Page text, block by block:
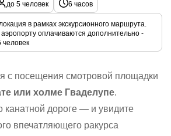
до 5 человек 6 часов
в рамках экскурсионного маршрута.
оплачиваются дополнительно -
человек
с посещения смотровой площадки
или холме Гваделупе.
канатной дороге — и увидите
впечатляющего ракурса